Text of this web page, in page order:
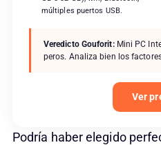
múltiples puertos USB.
Veredicto Gouforit:Mini PC
peros. Analiza bien los
Ver
Podría haber elegido